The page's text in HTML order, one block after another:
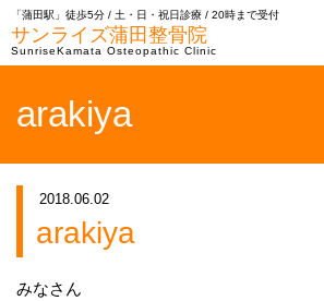
「蒲田駅」徒歩5分 / 土・日・祝日診療 / 20時まで受付
サンライズ蒲田整骨院
SunriseKamata Osteopathic Clinic
arakiya
2018.06.02
arakiya
みなさん